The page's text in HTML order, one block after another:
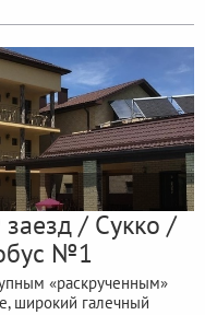
/ Сукко /
№1
«раскрученным»
широкий галечный